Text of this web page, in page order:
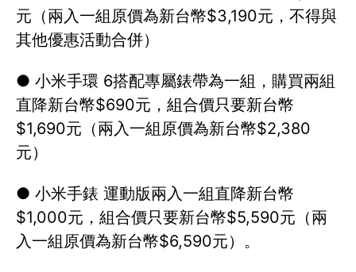
元（兩入一組原價為新台幣$3,190元，不得與
其他優惠活動合併）
● 小米手環 6搭配專屬錶帶為一組，購買兩組
直降新台幣$690元，組合價只要新台幣
$1,690元（兩入一組原價為新台幣$2,380
元）
● 小米手錶 運動版兩入一組直降新台幣
$1,000元，組合價只要新台幣$5,590元（兩
入一組原價為新台幣$6,590元）。